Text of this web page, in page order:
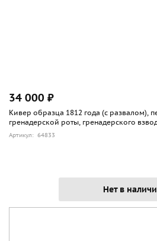
34 000 ₽
Кивер образца 1812 года (с развалом),
гренадерской роты, гренадерского
Артикул: 64833
Нет в